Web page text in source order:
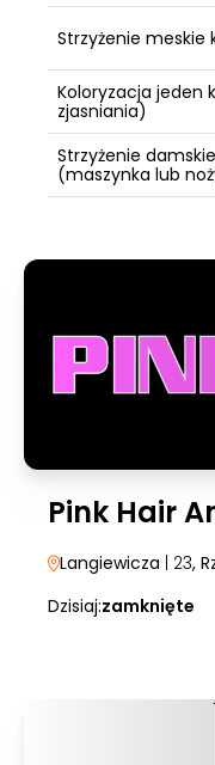
Strzyżenie meskie
Koloryzacja jeden
zjasniania)
Strzyżenie
(maszynka lub
Pink Hair
Langiewicza | 23,
Dzisiaj:zamknięte